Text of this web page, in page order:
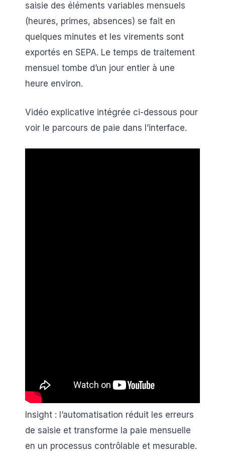
saisie des éléments variables mensuels
(heures, primes, absences) se fait en
quelques minutes et les virements sont
exportés en SEPA. Le temps de traitement
mensuel tombe d’un jour entier à une
heure environ.
Vidéo explicative intégrée ci-dessous pour
voir le parcours de paie dans l’interface.
Insight : l’automatisation réduit les erreurs
de saisie et transforme la paie mensuelle
en un processus contrôlable et mesurable.